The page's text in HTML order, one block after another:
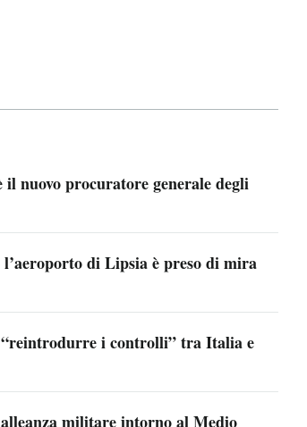
il nuovo procuratore generale degli
di Lipsia è preso di mira
i controlli” tra Italia e
alleanza militare intorno al Medio